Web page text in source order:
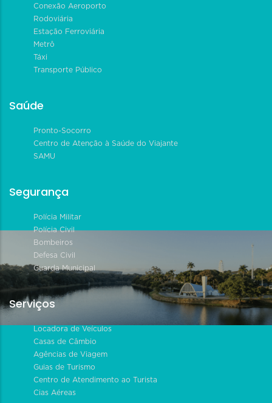
Conexão Aeroporto
Rodoviária
Estação Ferroviária
Metrô
Táxi
Transporte Público
Saúde
Pronto-Socorro
Centro de Atenção à Saúde do Viajante
SAMU
Segurança
Polícia Militar
Polícia Civil
Bombeiros
Defesa Civil
Guarda Municipal
Serviços
Locadora de Veículos
Casas de Câmbio
Agências de Viagem
Guias de Turismo
Centro de Atendimento ao Turista
Cias Aéreas